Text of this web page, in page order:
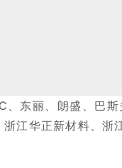
、东丽、朗盛、巴
江华正新材料、